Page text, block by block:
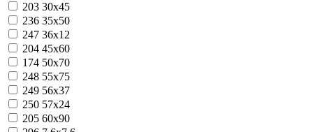
203 30x45
236 35x50
247 36x12
204 45x60
174 50x70
248 55x75
249 56x37
250 57x24
205 60x90